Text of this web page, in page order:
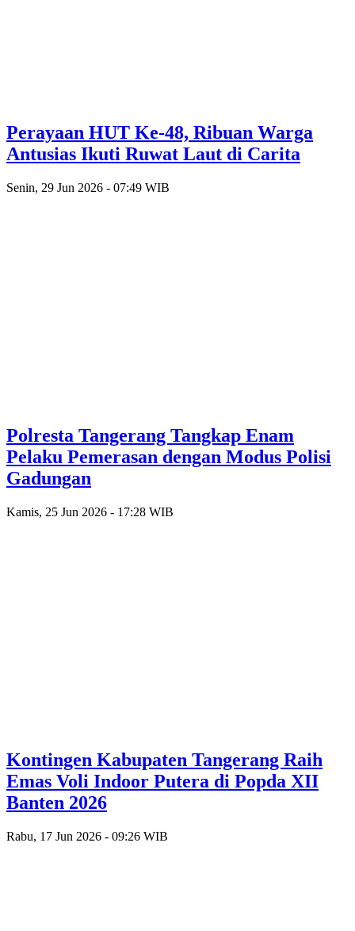
Perayaan HUT Ke-48, Ribuan Warga
Antusias Ikuti Ruwat Laut di Carita
Senin, 29 Jun 2026 - 07:49 WIB
Polresta Tangerang Tangkap Enam
Pelaku Pemerasan dengan Modus Polisi
Gadungan
Kamis, 25 Jun 2026 - 17:28 WIB
Kontingen Kabupaten Tangerang Raih
Emas Voli Indoor Putera di Popda XII
Banten 2026
Rabu, 17 Jun 2026 - 09:26 WIB